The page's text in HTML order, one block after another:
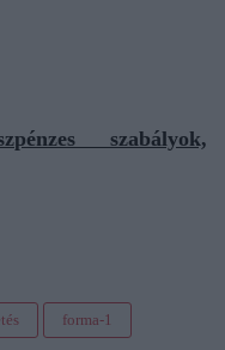
szabályok,
forma-1